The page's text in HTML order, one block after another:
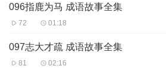
096指鹿为马 成语故事全集
72 01:18
097志大才疏 成语故事全集
81 02:16